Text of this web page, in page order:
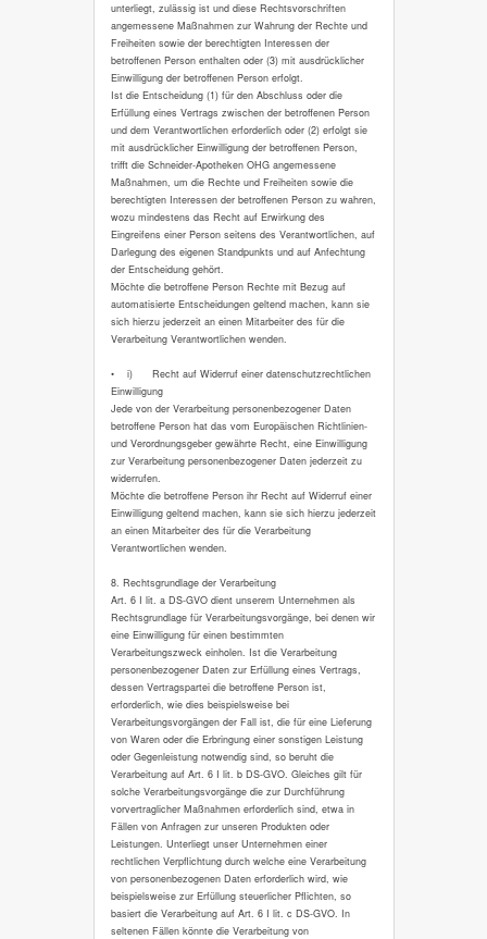
unterliegt, zulässig ist und diese Rechtsvorschriften
angemessene Maßnahmen zur Wahrung der Rechte und
Freiheiten sowie der berechtigten Interessen der
betroffenen Person enthalten oder (3) mit ausdrücklicher
Einwilligung der betroffenen Person erfolgt.
Ist die Entscheidung (1) für den Abschluss oder die
Erfüllung eines Vertrags zwischen der betroffenen Person
und dem Verantwortlichen erforderlich oder (2) erfolgt sie
mit ausdrücklicher Einwilligung der betroffenen Person,
trifft die Schneider-Apotheken OHG angemessene
Maßnahmen, um die Rechte und Freiheiten sowie die
berechtigten Interessen der betroffenen Person zu wahren,
wozu mindestens das Recht auf Erwirkung des
Eingreifens einer Person seitens des Verantwortlichen, auf
Darlegung des eigenen Standpunkts und auf Anfechtung
der Entscheidung gehört.
Möchte die betroffene Person Rechte mit Bezug auf
automatisierte Entscheidungen geltend machen, kann sie
sich hierzu jederzeit an einen Mitarbeiter des für die
Verarbeitung Verantwortlichen wenden.
• i) Recht auf Widerruf einer datenschutzrechtlichen
Einwilligung
Jede von der Verarbeitung personenbezogener Daten
betroffene Person hat das vom Europäischen Richtlinien-
und Verordnungsgeber gewährte Recht, eine Einwilligung
zur Verarbeitung personenbezogener Daten jederzeit zu
widerrufen.
Möchte die betroffene Person ihr Recht auf Widerruf einer
Einwilligung geltend machen, kann sie sich hierzu jederzeit
an einen Mitarbeiter des für die Verarbeitung
Verantwortlichen wenden.
8. Rechtsgrundlage der Verarbeitung
Art. 6 I lit. a DS-GVO dient unserem Unternehmen als
Rechtsgrundlage für Verarbeitungsvorgänge, bei denen wir
eine Einwilligung für einen bestimmten
Verarbeitungszweck einholen. Ist die Verarbeitung
personenbezogener Daten zur Erfüllung eines Vertrags,
dessen Vertragspartei die betroffene Person ist,
erforderlich, wie dies beispielsweise bei
Verarbeitungsvorgängen der Fall ist, die für eine Lieferung
von Waren oder die Erbringung einer sonstigen Leistung
oder Gegenleistung notwendig sind, so beruht die
Verarbeitung auf Art. 6 I lit. b DS-GVO. Gleiches gilt für
solche Verarbeitungsvorgänge die zur Durchführung
vorvertraglicher Maßnahmen erforderlich sind, etwa in
Fällen von Anfragen zur unseren Produkten oder
Leistungen. Unterliegt unser Unternehmen einer
rechtlichen Verpflichtung durch welche eine Verarbeitung
von personenbezogenen Daten erforderlich wird, wie
beispielsweise zur Erfüllung steuerlicher Pflichten, so
basiert die Verarbeitung auf Art. 6 I lit. c DS-GVO. In
seltenen Fällen könnte die Verarbeitung von